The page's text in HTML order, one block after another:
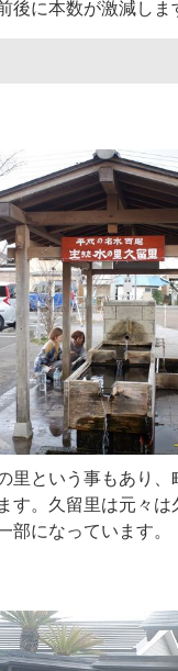
後に本数が激減しま
里という事もあり、
す。久留里は元々は
部になっています。